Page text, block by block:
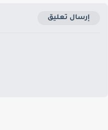
إرسال تعليق